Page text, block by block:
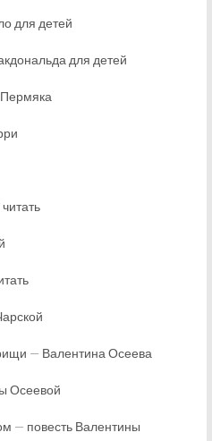
для детей
для детей
Пермяка
— Валентина Осеева
Осеевой
— повесть Валентины